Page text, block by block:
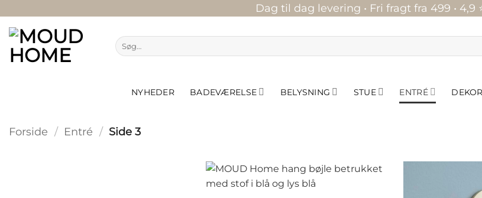
indhold
Dag til dag levering • Fri fragt fra 499 • 4,9
Søg
efter:
NYHEDER BADEVÆRELSE BELYSNING STUE ENTRÉ
Forside / Entré / Side 3